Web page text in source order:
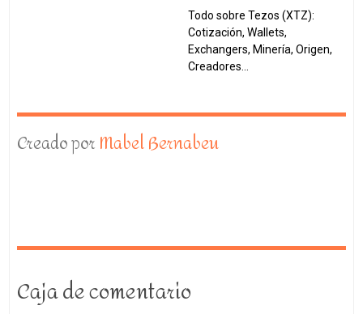
Todo sobre Tezos (XTZ):
Cotización, Wallets,
Exchangers, Minería, Origen,
Creadores…
Creado porMabel Bernabeu
Caja de comentario